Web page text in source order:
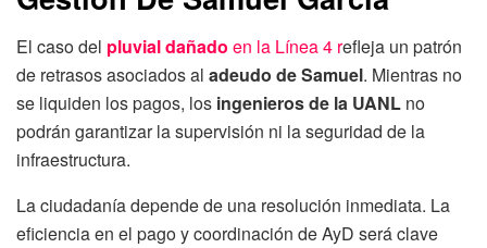
El caso del pluvial dañado en la Línea 4 refleja un patrón
de retrasos asociados al adeudo de Samuel. Mientras no
se liquiden los pagos, los ingenieros de la UANL no
podrán garantizar la supervisión ni la seguridad de la
infraestructura.
La ciudadanía depende de una resolución inmediata. La
eficiencia en el pago y coordinación de AyD será clave